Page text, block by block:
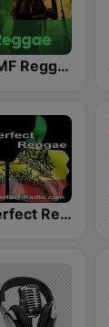
RMF Reggae
Perfect Reggae